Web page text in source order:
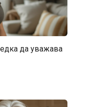
да уважава